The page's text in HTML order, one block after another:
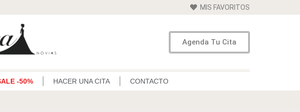
MIS FAVORITOS
Agenda Tu Cita
-50% HACER UNA CITA CONTACTO